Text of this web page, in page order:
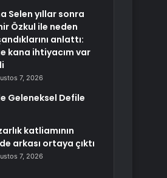
Selen yıllar sonra
Özkul ile neden
anlattı:
kana ihtiyacım var
7, 2026
Geleneksel Defile
katliamının
arkası ortaya çıktı
7, 2026